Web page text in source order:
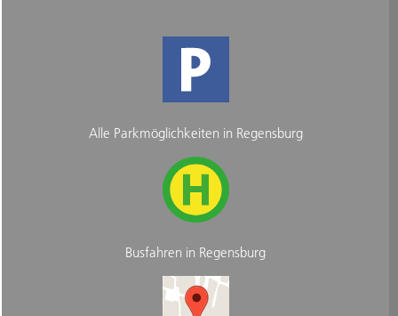
Alle Parkmöglichkeiten in Regensburg
Busfahren in Regensburg